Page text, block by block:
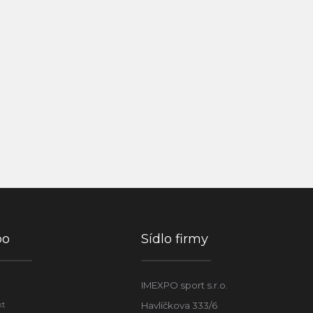
Sídlo firmy
IMEXPO sport s.r.o.
Havlíčkova 333/6